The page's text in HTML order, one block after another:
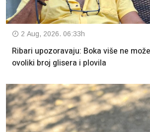
2 Aug, 2026. 06:33h
Ribari upozoravaju: Boka više ne
ovoliki broj glisera i plovila